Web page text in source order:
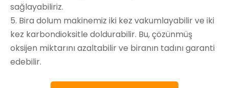
sağlayabiliriz.
5. Bira dolum makinemiz iki kez vakumlayabilir ve iki
kez karbondioksitle doldurabilir. Bu, çözünmüş
oksijen miktarını azaltabilir ve biranın tadını garanti
edebilir.